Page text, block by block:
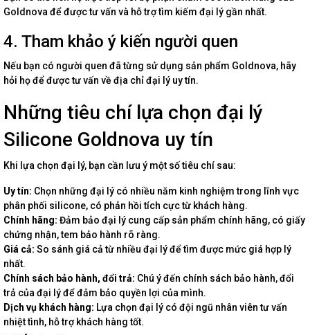
Goldnova để được tư vấn và hỗ trợ tìm kiếm đại lý gần nhất.
4. Tham khảo ý kiến người quen
Nếu bạn có người quen đã từng sử dụng sản phẩm Goldnova, hãy
hỏi họ để được tư vấn về địa chỉ đại lý uy tín.
Những tiêu chí lựa chọn đại lý
Silicone Goldnova uy tín
Khi lựa chọn đại lý, bạn cần lưu ý một số tiêu chí sau:
Uy tín: Chọn những đại lý có nhiều năm kinh nghiệm trong lĩnh vực
phân phối silicone, có phản hồi tích cực từ khách hàng.
Chính hãng: Đảm bảo đại lý cung cấp sản phẩm chính hãng, có giấy
chứng nhận, tem bảo hành rõ ràng.
Giá cả: So sánh giá cả từ nhiều đại lý để tìm được mức giá hợp lý
nhất.
Chính sách bảo hành, đổi trả: Chú ý đến chính sách bảo hành, đổi
trả của đại lý để đảm bảo quyền lợi của mình.
Dịch vụ khách hàng: Lựa chọn đại lý có đội ngũ nhân viên tư vấn
nhiệt tình, hỗ trợ khách hàng tốt.